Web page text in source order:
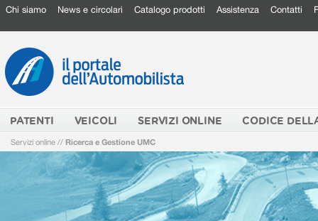
Chi siamo News e circolari Catalogo prodotti Assistenza Contatti
PATENTI VEICOLI SERVIZI ONLINE CODICE
Servizi online // Ricerca e Gestione UMC